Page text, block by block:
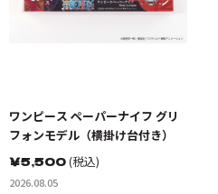
ワンピース ペーパーナイフ グリ
フォンモデル（横掛け台付き）
￥5,500(税込)
2026.08.05